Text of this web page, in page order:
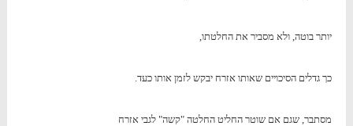
יותר בוטה, ולא מסביר את החלטתו,
כך גדלים הסיכויים שאותו אזרח יבקש לזמן אותו כעד.
מסתבר, שגם אם שוטר החליט החלטה "קשה" לגבי אזרח